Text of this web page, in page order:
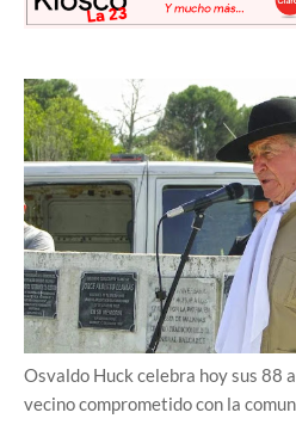
Osvaldo Huck celebra hoy sus 88
vecino comprometido con la